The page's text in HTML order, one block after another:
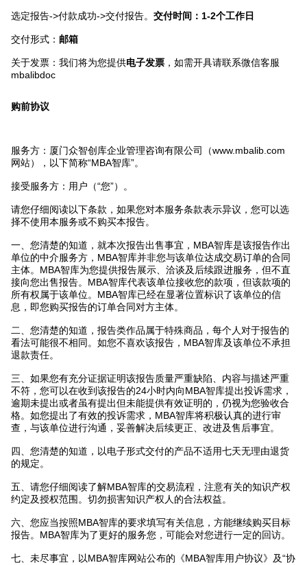
选定报告->付款成功->交付报告。 交付时间：1-2个工作日
交付形式： 邮箱
关于发票：我们将为您提供电子发票 ，如需开具请联系微信客服
mbalibdoc
购前协议
服务方：厦门众智创库企业管理咨询有限公司（www.mbalib.com
网站），以下简称“MBA智库”。
接受服务方：用户（“您”）。
请您仔细阅读以下条款，如果您对本服务条款表示异议，您可以选
择不使用本服务或不购买本报告。
一、您清楚的知道，就本次报告出售事宜，MBA智库是该报告作出
单位的中介服务方，MBA智库并非您与该单位达成交易订单的合同
主体。MBA智库为您提供报告展示、洽谈及后续跟进服务，但不直
接向您出售报告。MBA智库代表该单位接收您的款项，但该款项的
所有权属于该单位。MBA智库已经在显著位置标识了该单位的信
息，即您购买报告的订单合同对方主体。
二、您清楚的知道，报告类作品属于特殊商品，每个人对于报告的
看法可能很不相同。如您不喜欢该报告，MBA智库及该单位不承担
退款责任。
三、如果您有充分证据证明该报告质量严重缺陷、内容与描述严重
不符，您可以在收到该报告的24小时内向MBA智库提出投诉需求，
逾期未提出或者虽有提出但未能提供有效证明的，仍视为您验收合
格。如您提出了有效的投诉需求，MBA智库将积极认真的进行审
查，与该单位进行沟通，妥善解决后续更正、改进及售后事宜。
四、您清楚的知道，以电子形式交付的产品不适用七天无理由退货
的规定。
五、请您仔细阅读了解MBA智库的交易流程，注意有关的知识产权
约定及授权范围。切勿损害知识产权人的合法权益。
六、您应当按照MBA智库的要求填写有关信息，方能继续购买目标
报告。MBA智库为了更好的服务您，可能会对您进行一定的回访。
七、未尽事宜，以MBA智库网站公布的《MBA智库用户协议》及“协